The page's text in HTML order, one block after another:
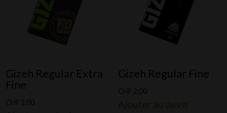
Gizeh Regular Extra
Fine
CHF 2.00
Gizeh Regular Fine
CHF 2.00